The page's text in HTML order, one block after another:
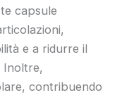
capsule
e a ridurre il
Inoltre,
contribuendo